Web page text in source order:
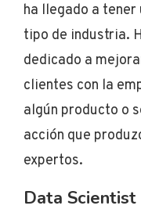
ha llegado a
tipo de industria.
dedicado a
clientes con la
algún producto o
acción que
expertos.
Data Scientist